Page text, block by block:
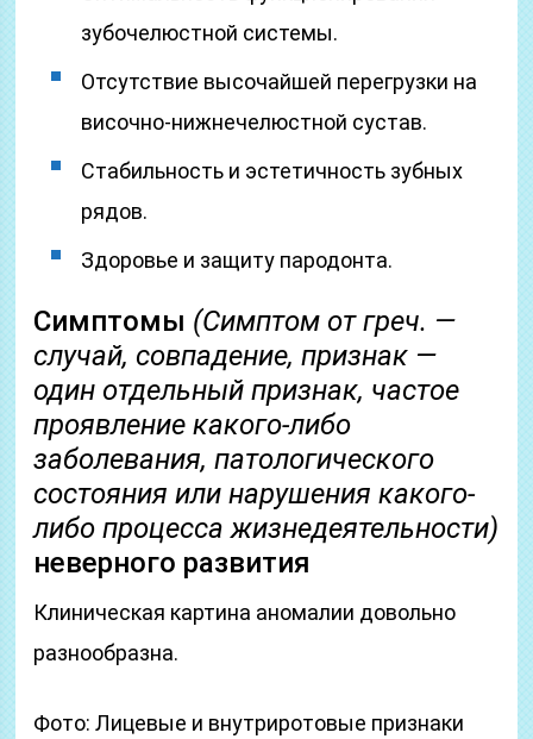
зубочелюстной системы.
Отсутствие высочайшей перегрузки на
височно-нижнечелюстной сустав.
Стабильность и эстетичность зубных
рядов.
Здоровье и защиту пародонта.
Симптомы (Симптом от греч. —
случай, совпадение, признак —
один отдельный признак, частое
проявление какого-либо
заболевания, патологического
состояния или нарушения какого-
либо процесса жизнедеятельности)
неверного развития
Клиническая картина аномалии довольно
разнообразна.
Фото: Лицевые и внутриротовые признаки